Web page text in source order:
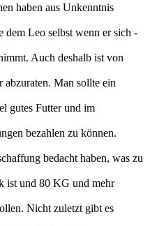
haben aus Unkenntnis
dem Leo selbst wenn er sich -
Auch deshalb ist von
abzuraten. Man sollte ein
gutes Futter und im
bezahlen zu können.
bedacht haben, was zu
ist und 80 KG und mehr
Nicht zuletzt gibt es